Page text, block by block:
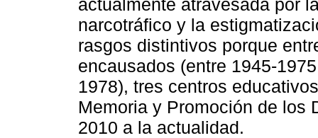
actualmente atravesada por
narcotráfico y la
rasgos distintivos porque
encausados (entre 1945-
1978), tres centros
Memoria y Promoción de los
2010 a la actualidad.